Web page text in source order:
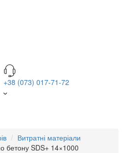
+38 (073) 017-71-72
Витратні матеріали
бетону SDS+ 14×1000